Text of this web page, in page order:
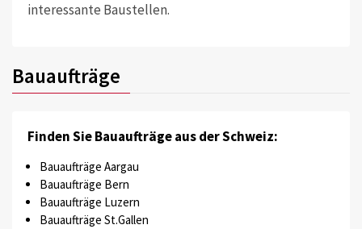
interessante Baustellen.
Bauaufträge
Finden Sie Bauaufträge aus der Schweiz:
Bauaufträge Aargau
Bauaufträge Bern
Bauaufträge Luzern
Bauaufträge St.Gallen